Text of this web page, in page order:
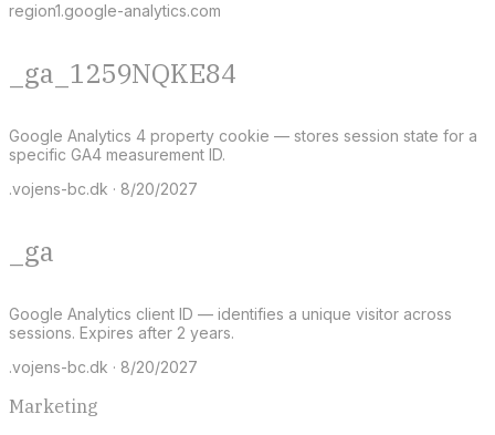
region1.google-analytics.com
_ga_1259NQKE84
Google Analytics 4 property cookie — stores session state for a
specific GA4 measurement ID.
.vojens-bc.dk · 8/20/2027
_ga
Google Analytics client ID — identifies a unique visitor across
sessions. Expires after 2 years.
.vojens-bc.dk · 8/20/2027
Marketing